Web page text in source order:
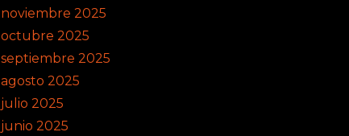
noviembre 2025
octubre 2025
septiembre 2025
agosto 2025
julio 2025
junio 2025